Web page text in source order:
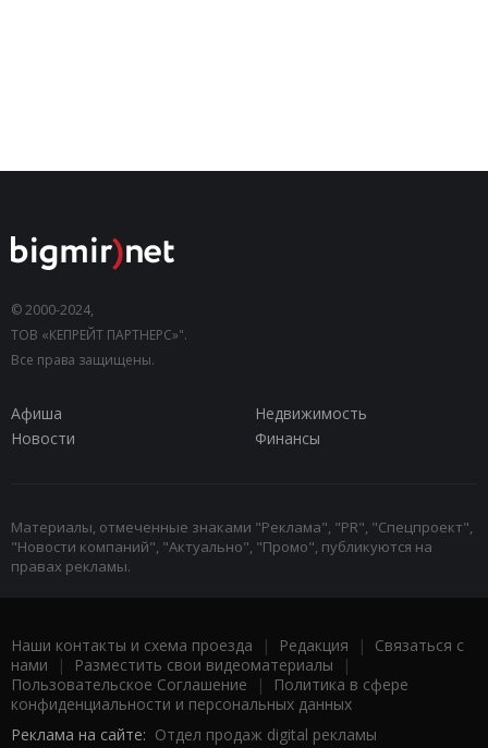
© 2000-2024,
ТОВ «КЕПРЕЙТ ПАРТНЕРС»".
Все права защищены.
Афиша
Недвижимость
Новости
Финансы
Материалы, отмеченные знаками "Реклама", "PR", "Спецпроект",
"Новости компаний", "Актуально", "Промо", публикуются на
правах рекламы.
Наши контакты и схема проезда | Редакция | Связаться с
нами | Разместить свои видеоматериалы |
Пользовательское Соглашение |
Политика в сфере
конфиденциальности и персональных данных
Реклама на сайте: Отдел продаж digital рекламы